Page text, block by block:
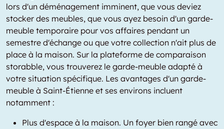
lors d'un déménagement imminent, que vous deviez
stocker des meubles, que vous ayez besoin d'un garde-
meuble temporaire pour vos affaires pendant un
semestre d'échange ou que votre collection n'ait plus de
place à la maison. Sur la plateforme de comparaison
storabble, vous trouverez le garde-meuble adapté à
votre situation spécifique. Les avantages d'un garde-
meuble à Saint-Étienne et ses environs incluent
notamment :
Plus d'espace à la maison. Un foyer bien rangé avec